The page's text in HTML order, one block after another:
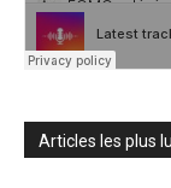
Articles les plus